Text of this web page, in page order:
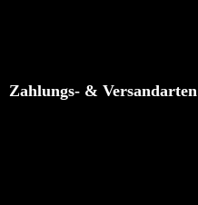
Zahlungs- & Versandarten